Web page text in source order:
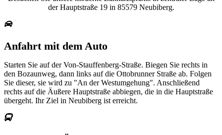
derHauptstraße 19in 85579 Neubiberg.
Anfahrt mit dem Auto
Starten Sie auf der Von-Stauffenberg-Straße. Biegen Sie rechts in
den Bozaunweg, dann links auf die Ottobrunner Straße ab. Folgen
Sie dieser, sie wird zu "An der Westumgehung". Anschließend
rechts auf die Äußere Hauptstraße abbiegen, die in die Hauptstraße
übergeht. Ihr Ziel in Neubiberg ist erreicht.